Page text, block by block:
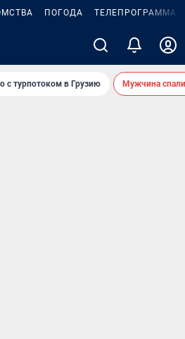
ПОГОДА ТЕЛЕПРОГРАММА
с турпотоком в Грузию Мужчина